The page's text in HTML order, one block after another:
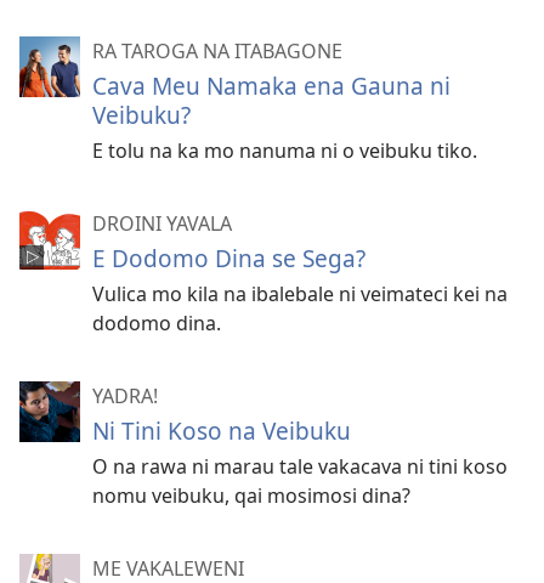
RA TAROGA NA ITABAGONE
Cava Meu Namaka ena Gauna ni
Veibuku?
E tolu na ka mo nanuma ni o veibuku tiko.
DROINI YAVALA
E Dodomo Dina se Sega?
Vulica mo kila na ibalebale ni veimateci kei na
dodomo dina.
YADRA!
Ni Tini Koso na Veibuku
O na rawa ni marau tale vakacava ni tini koso
nomu veibuku, qai mosimosi dina?
ME VAKALEWENI